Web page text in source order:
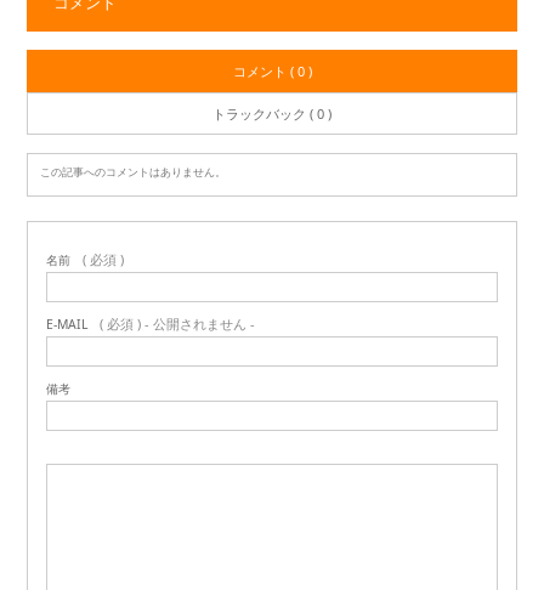
コメント ( 0 )
トラックバック ( 0 )
この記事へのコメントはありません。
名前 ( 必須 )
E-MAIL ( 必須 ) - 公開されません -
備考